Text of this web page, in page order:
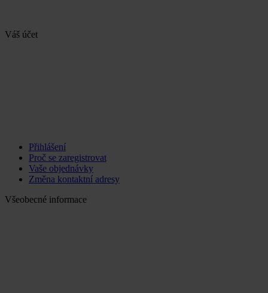
Váš účet
Přihlášení
Proč se zaregistrovat
Vaše objednávky
Změna kontaktní adresy
Všeobecné informace